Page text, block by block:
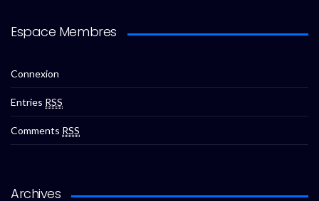
Espace Membres
Connexion
Entries RSS
Comments RSS
Archives